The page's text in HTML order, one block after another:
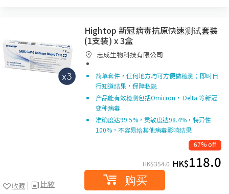
比较
收藏
Hightop 新冠病毒抗原快速测试套装
(1支装) x 3盒
志成生物科技有限公司
简单套件，任何地方均可方便做检测；即时自
行知道结果，保障私隐
产品能有效检测包括Omicron， Delta 等新冠
变种病毒
准确度达99.5%，灵敏度达98.4%，特异性
100%，不容易给其他病毒影响结果
67% off
HK$354.0 HK$118.0
购买